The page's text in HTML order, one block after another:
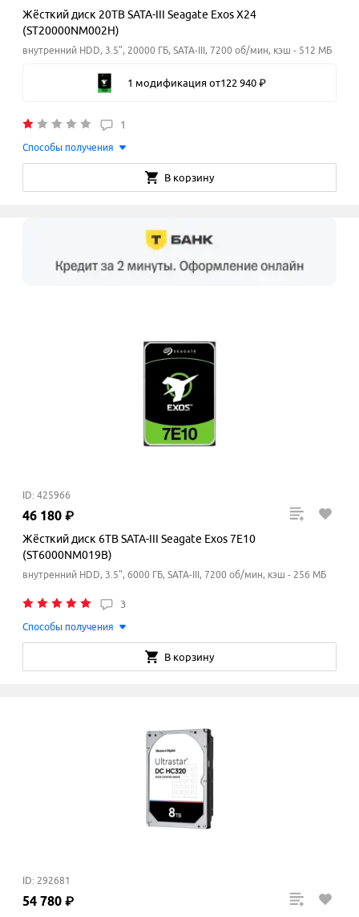
Жёсткий диск 20TB SATA-III Seagate Exos X24
(ST20000NM002H)
внутренний HDD, 3.5", 20000 ГБ, SATA-III, 7200 об/мин, кэш - 512 МБ
1 модификация от122 940 ₽
1
Способы получения
В корзину
ID: 425966
46 180 ₽
Жёсткий диск 6TB SATA-III Seagate Exos 7E10
(ST6000NM019B)
внутренний HDD, 3.5", 6000 ГБ, SATA-III, 7200 об/мин, кэш - 256 МБ
3
Способы получения
В корзину
ID: 292681
54 780 ₽